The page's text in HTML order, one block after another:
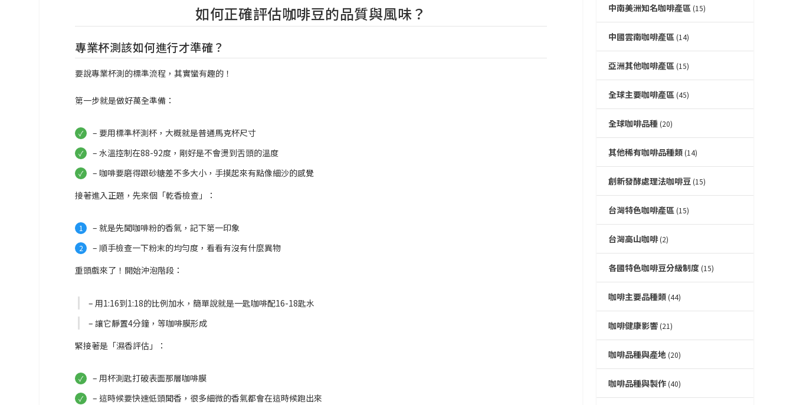
如何正確評估咖啡豆的品質與風味？
專業杯測該如何進行才準確？
要說專業杯測的標準流程，其實蠻有趣的！
第一步就是做好萬全準備：
– 要用標準杯測杯，大概就是普通馬克杯尺寸
– 水溫控制在88-92度，剛好是不會燙到舌頭的溫度
– 咖啡要磨得跟砂糖差不多大小，手摸起來有點像細沙的感覺
接著進入正題，先來個「乾香檢查」：
– 就是先聞咖啡粉的香氣，記下第一印象
– 順手檢查一下粉末的均勻度，看看有沒有什麼異物
重頭戲來了！開始沖泡階段：
– 用1:16到1:18的比例加水，簡單說就是一匙咖啡配16-18匙水
– 讓它靜置4分鐘，等咖啡膜形成
緊接著是「濕香評估」：
– 用杯測匙打破表面那層咖啡膜
– 這時候要快速低頭聞香，很多細微的香氣都會在這時候跑出來
中南美洲知名咖啡產區 (15)
中國雲南咖啡產區 (14)
亞洲其他咖啡產區 (15)
全球主要咖啡產區 (45)
全球咖啡品種 (20)
其他稀有咖啡品種類(14)
創新發酵處理法咖啡豆(15)
台灣特色咖啡產區 (15)
台灣高山咖啡(2)
各國特色咖啡豆分級制度(15)
咖啡主要品種類(44)
咖啡健康影響(21)
咖啡品種與產地(20)
咖啡品種與製作(40)